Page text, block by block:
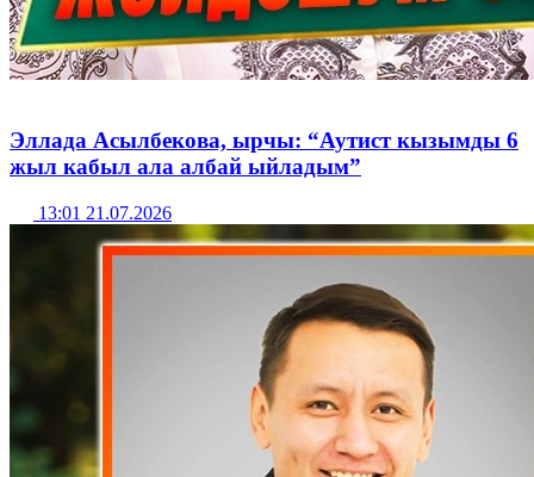
Эллада Асылбекова, ырчы: “Аутист кызымды 6
жыл кабыл ала албай ыйладым”
13:01 21.07.2026